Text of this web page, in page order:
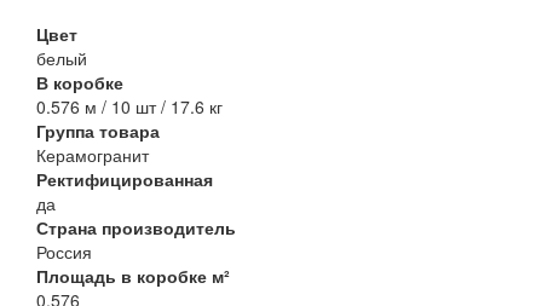
Цвет
белый
В коробке
0.576 м / 10 шт / 17.6 кг
Группа товара
Керамогранит
Ректифицированная
да
Страна производитель
Россия
Площадь в коробке м²
0.576